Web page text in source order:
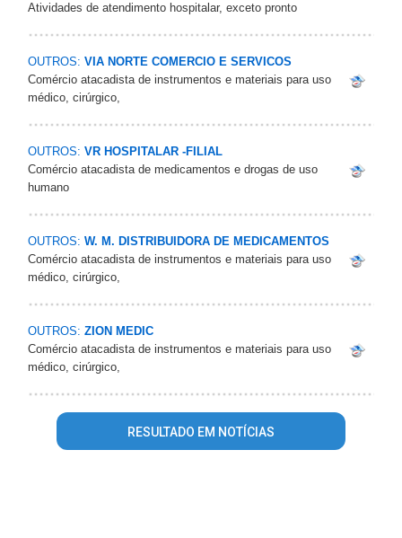
Atividades de atendimento hospitalar, exceto pronto
OUTROS: VIA NORTE COMERCIO E SERVICOS
Comércio atacadista de instrumentos e materiais para uso
médico, cirúrgico,
OUTROS: VR HOSPITALAR -FILIAL
Comércio atacadista de medicamentos e drogas de uso
humano
OUTROS: W. M. DISTRIBUIDORA DE MEDICAMENTOS
Comércio atacadista de instrumentos e materiais para uso
médico, cirúrgico,
OUTROS: ZION MEDIC
Comércio atacadista de instrumentos e materiais para uso
médico, cirúrgico,
RESULTADO EM NOTÍCIAS